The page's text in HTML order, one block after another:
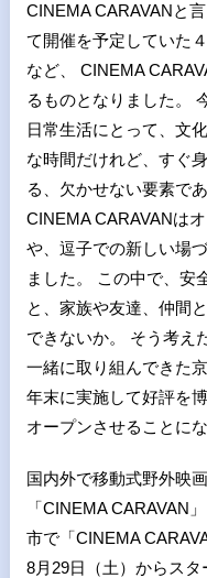
CINEMA CARAVANと
て開催を予定していた
など、 CINEMA
るものとなりました。
日常生活にとって、文
な時間だけれど、すぐ
る、欠かせない要素で
CINEMA CARAVANは
や、逗子での新しい場
ました。 この中で、安
と、家族や友達、仲間
できないか。 そう考え
一緒に取り組んできた
年末に実施して好評を
オープンさせることに
国内外で移動式野外映
「CINEMA CARAVAN
市で「CINEMA
8月29日（土）からス